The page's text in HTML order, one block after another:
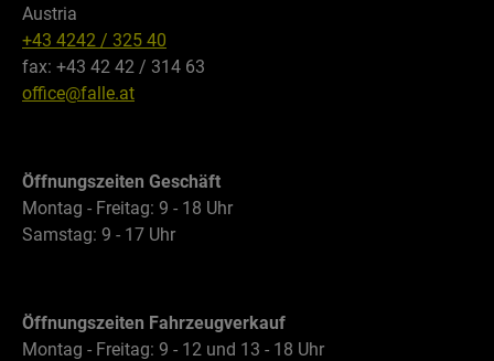
Austria
+43 4242 / 325 40
fax: +43 42 42 / 314 63
office@falle.at
Öffnungszeiten Geschäft
Montag - Freitag: 9 - 18 Uhr
Samstag: 9 - 17 Uhr
Öffnungszeiten Fahrzeugverkauf
Montag - Freitag: 9 - 12 und 13 - 18 Uhr